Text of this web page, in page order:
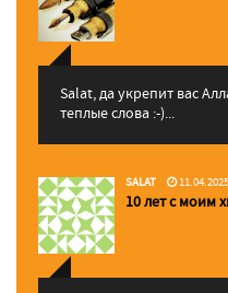
Salat, да укрепит вас
теплые слова :-)...
SALAT
10 лет с моим